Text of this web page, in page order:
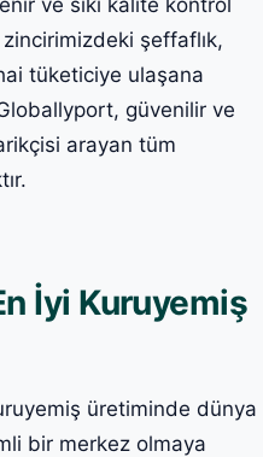
şeffaflık,
tüketiciye ulaşana
güvenilir ve
arayan tüm
İyi Kuruyemiş
üretiminde dünya
bir merkez olmaya